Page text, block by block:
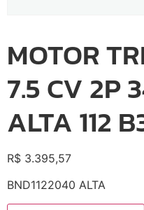
MOTOR
7.5 CV 2P
ALTA 112
R$ 3.395,57
BND1122040 ALTA